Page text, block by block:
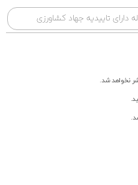
دارای تاییدیه جهاد کشاورزی
نخواهد شد.